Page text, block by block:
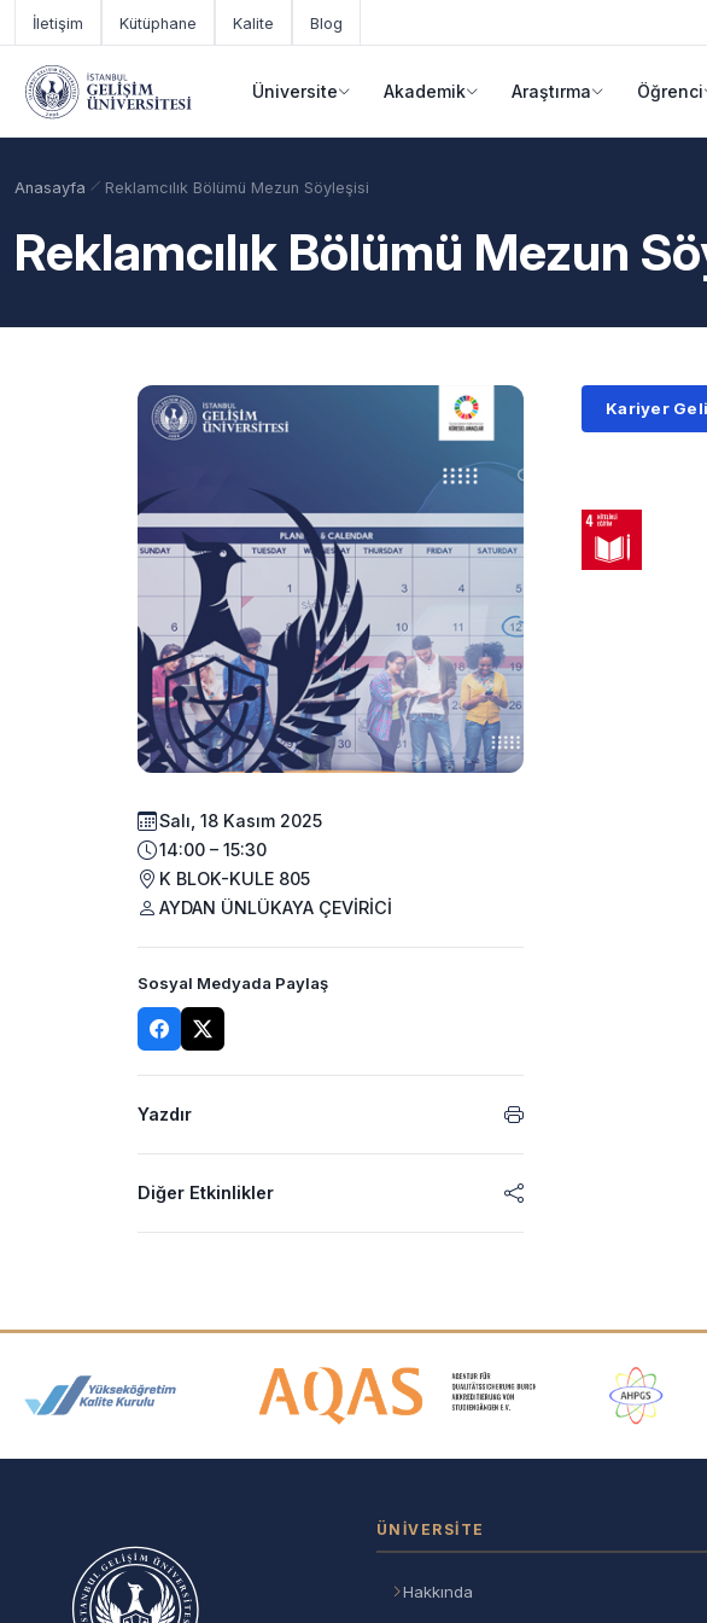
Ana içeriğe geç
İletişim Kütüphane Kalite Blog
Üniversite Akademik Araştırma Öğrenci
Anasayfa Reklamcılık Bölümü Mezun Söyleşisi
Reklamcılık Bölümü Mezun
Salı, 18 Kasım 2025
14:00 – 15:30
K BLOK-KULE 805
AYDAN ÜNLÜKAYA ÇEVİRİCİ
Sosyal Medyada Paylaş
Yazdır
Diğer Etkinlikler
Kariyer
Akreditasyon ve Üyelik Logoları
ÜNIVERSITE
Hakkında